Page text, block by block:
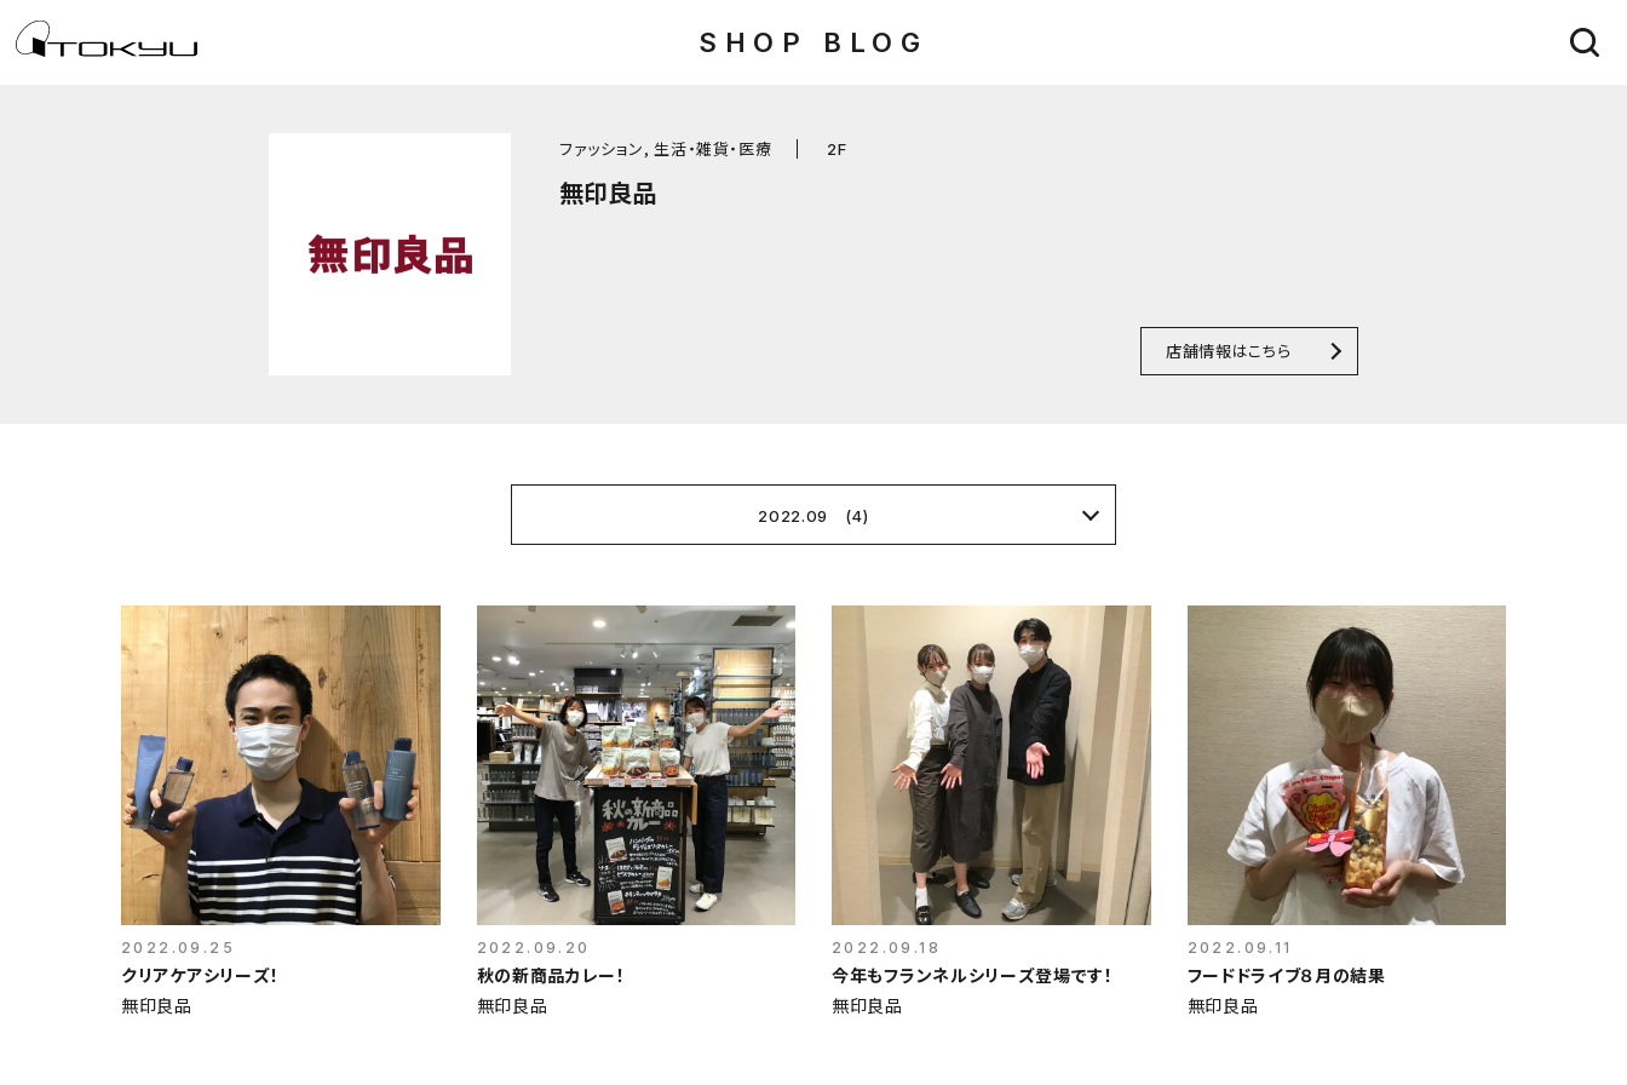
SHOP BLOG
ファッション, 生活・雑貨・医療 2F
無印良品
店舗情報はこちら
2022.09 (4)
2022.09.25
クリアケアシリーズ！
無印良品
2022.09.20
秋の新商品カレー！
無印良品
2022.09.18
今年もフランネルシリーズ登場です！
無印良品
2022.09.11
フードドライブ８月の結果
無印良品